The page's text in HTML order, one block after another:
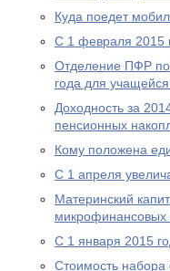
Куда поедет
С 1 февраля 2015
Отделение ПФР по
года для
Доходность за
пенсионных
Кому положена
С 1 апреля
Материнский
микрофинансовых
С 1 января 2015
Стоимость набора